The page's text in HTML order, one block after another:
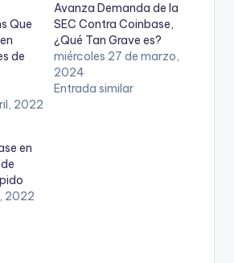
Que
de
2022
Avanza Demanda de la
SEC Contra Coinbase,
¿Qué Tan Grave es?
miércoles 27 de marzo,
2024
Entrada similar
en
2022